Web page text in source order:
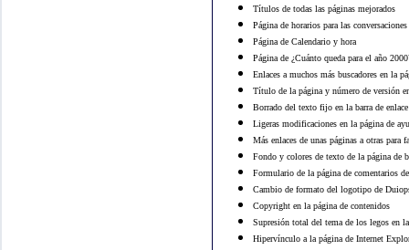
Títulos de todas las páginas mejorados
Página de horarios para las conversaciones
Página de Calendario y hora
Página de ¿Cuánto queda para el año
Enlaces a muchos más buscadores en la
Título de la página y número de versión
Borrado del texto fijo en la barra de
Ligeras modificaciones en la página de
Más enlaces de unas páginas a otras para
Fondo y colores de texto de la página de
Formulario de la página de comentarios
Cambio de formato del logotipo de
Copyright en la página de contenidos
Supresión total del tema de los legos en
Hipervínculo a la página de Internet